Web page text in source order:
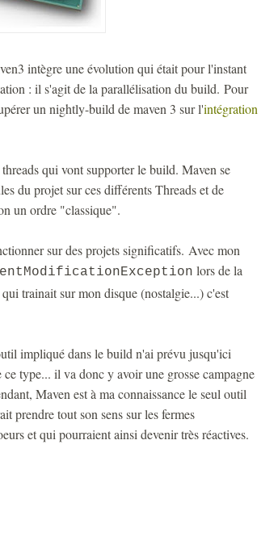
intègre une évolution qui était pour l'instant
: il s'agit de la parallélisation du build. Pour
un nightly-build de maven 3 sur l'intégration
qui vont supporter le build. Maven se
du projet sur ces différents Threads et de
un ordre "classique".
sur des projets significatifs. Avec mon
lors de la
trainait sur mon disque (nostalgie...) c'est
impliqué dans le build n'ai prévu jusqu'ici
type... il va donc y avoir une grosse campagne
Maven est à ma connaissance le seul outil
prendre tout son sens sur les fermes
et qui pourraient ainsi devenir très réactives.